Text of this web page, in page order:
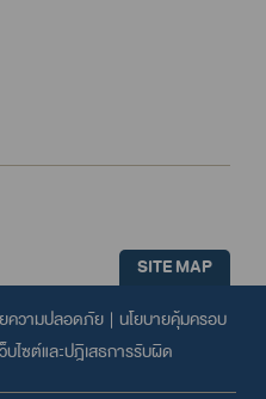
SITE MAP
ความปลอดภัย | นโยบายคุ้มครอบ
บไซต์และปฎิเสธการรับผิด